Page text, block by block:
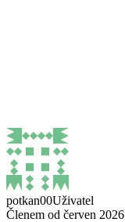
potkan00Uživatel
Členem od červen 2026